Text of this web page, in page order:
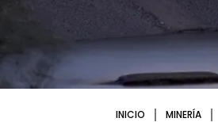
INICIO MINERÍA